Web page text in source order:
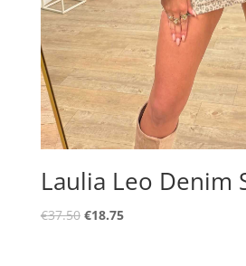
Laulia Leo Denim
€37.50 Oorspronkelijke
€18.75Huidige